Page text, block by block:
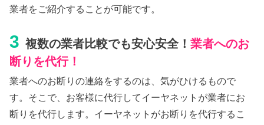
業者をご紹介することが可能です。
3 複数の業者比較でも安心安全！業者へのお
断りを代行！
業者へのお断りの連絡をするのは、気がひけるもので
す。そこで、お客様に代行してイーヤネットが業者にお
断りを代行します。イーヤネットがお断りを代行するこ